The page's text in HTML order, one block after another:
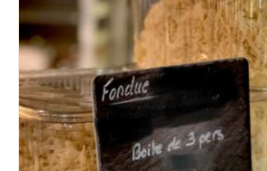
AJOUTER AU PANIER
/
DÉTAILS